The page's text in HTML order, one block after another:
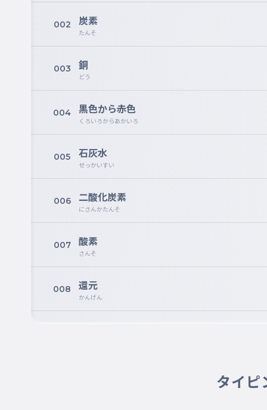
002 炭素
たんそ
003 銅
どう
004 黒色から赤色
くろいろからあかいろ
005 石灰水
せっかいすい
006 二酸化炭素
にさんかたんそ
007 酸素
さんそ
008 還元
かんげん
タイピ